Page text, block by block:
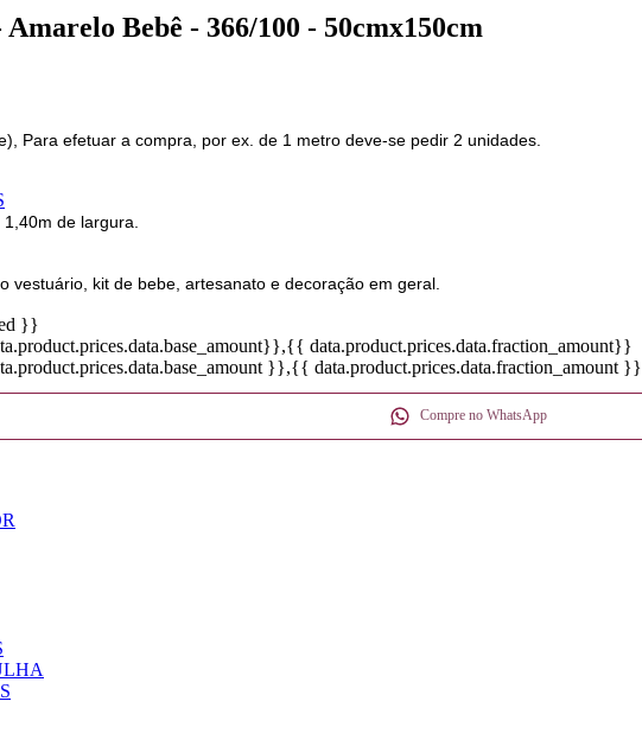
Bebê - 366/100 - 50cmx150cm
Para efetuar a compra, por ex. de 1 metro deve-se pedir 2 unidades.
de largura.
vestuário, kit de bebe, artesanato e decoração em geral.
}}
,{{ data.product.prices.data.fraction_amount}}
}},{{ data.product.prices.data.fraction_amount }}
Compre no WhatsApp